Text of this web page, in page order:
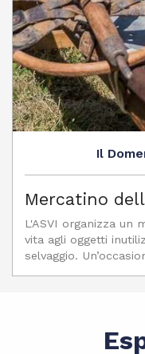
Il
Mercatino
L'ASVI organizza un
vita agli oggetti
selvaggio.